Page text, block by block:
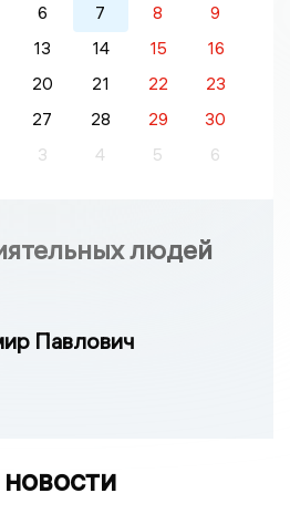
6 7 8
9
13 14 15
16
20 21 22
23
27 28 29
30
3 4 5 6
людей
Павлович